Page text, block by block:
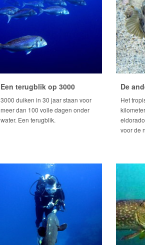
Een terugblik op 3000
3000 duiken in 30 jaar staan voor
meer dan 100 volle dagen onder
water. Een terugblik.
De
Het
voor de